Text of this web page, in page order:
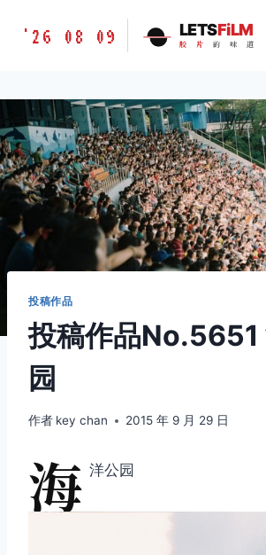
胶
味
道
LETSFILM
'26 08 09 LETSFiLM
胶 片 的 味 道
投稿作品
投稿作品No.5651
园
作者 key chan 2015 年 9 月 29 日
海 洋公园